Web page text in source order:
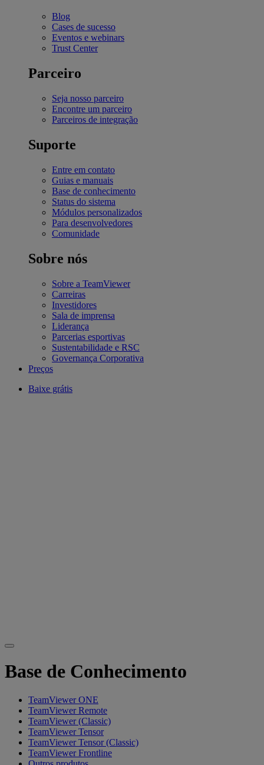
Blog
Cases de sucesso
Eventos e webinars
Trust Center
Parceiro
Seja nosso parceiro
Encontre um parceiro
Parceiros de integração
Suporte
Entre em contato
Guias e manuais
Base de conhecimento
Status do sistema
Módulos personalizados
Para desenvolvedores
Comunidade
Sobre nós
Sobre a TeamViewer
Carreiras
Investidores
Sala de imprensa
Liderança
Parcerias esportivas
Sustentabilidade e RSC
Governança Corporativa
Preços
Baixe grátis
Base de Conhecimento
TeamViewer ONE
TeamViewer Remote
TeamViewer (Classic)
TeamViewer Tensor
TeamViewer Tensor (Classic)
TeamViewer Frontline